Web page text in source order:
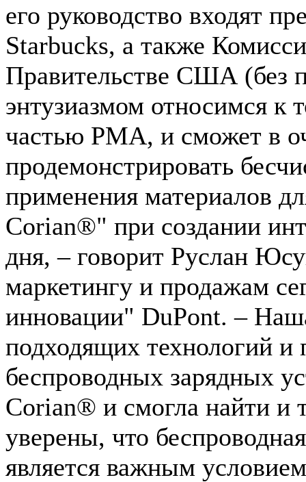
его руководство входят
Starbucks, а также
Правительстве США (без
энтузиазмом относимся к
частью PMA, и сможет в
продемонстрировать
применения материалов
Corian®" при создании
дня, – говорит Руслан
маркетингу и продажам
инновации" DuPont. –
подходящих технологий и
беспроводных зарядных
Corian® и смогла найти
уверены, что
является важным